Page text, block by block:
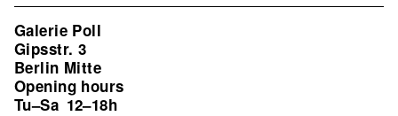
Galerie Poll
Gipsstr. 3
Berlin Mitte
Opening hours
Tu–Sa 12–18h